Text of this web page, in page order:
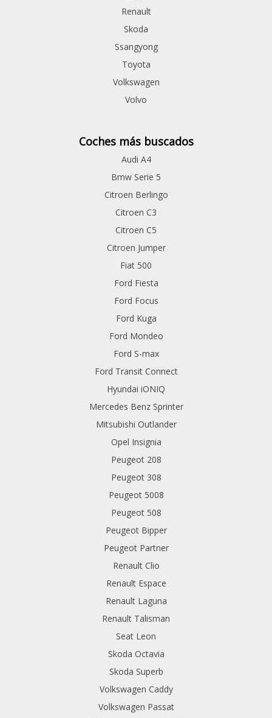
Renault
Skoda
Ssangyong
Toyota
Volkswagen
Volvo
Coches más buscados
Audi A4
Bmw Serie 5
Citroen Berlingo
Citroen C3
Citroen C5
Citroen Jumper
Fiat 500
Ford Fiesta
Ford Focus
Ford Kuga
Ford Mondeo
Ford S-max
Ford Transit Connect
Hyundai iONIQ
Mercedes Benz Sprinter
Mitsubishi Outlander
Opel Insignia
Peugeot 208
Peugeot 308
Peugeot 5008
Peugeot 508
Peugeot Bipper
Peugeot Partner
Renault Clio
Renault Espace
Renault Laguna
Renault Talisman
Seat Leon
Skoda Octavia
Skoda Superb
Volkswagen Caddy
Volkswagen Passat